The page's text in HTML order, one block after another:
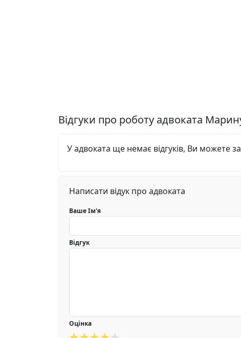
Відгуки про роботу адвоката
У адвоката ще немає відгуків, Ви можете
Написати відук про адвоката
Ваше Ім'я
Відгук
Оцінка